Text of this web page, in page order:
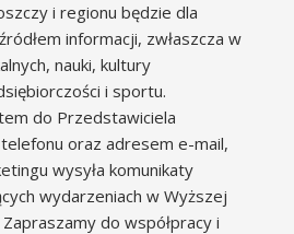
i regionu będzie dla
informacji, zwłaszcza w
nauki, kultury
i sportu.
do Przedstawiciela
oraz adresem e-mail,
wysyła komunikaty
wydarzeniach w Wyższej
do współpracy i